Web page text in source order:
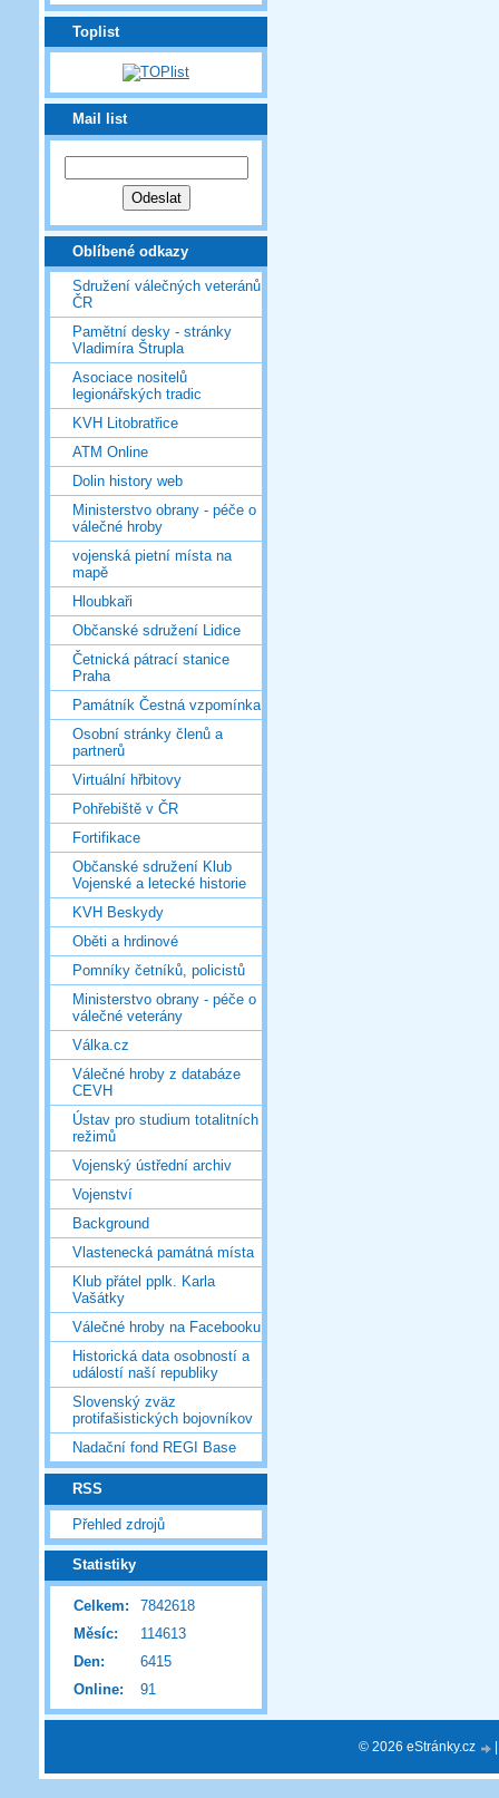
Toplist
Mail list
Oblíbené odkazy
Sdružení válečných veteránů
ČR
Pamětní desky - stránky
Vladimíra Štrupla
Asociace nositelů
legionářských tradic
KVH Litobratřice
ATM Online
Dolin history web
Ministerstvo obrany - péče o
válečné hroby
vojenská pietní místa na
mapě
Hloubkaři
Občanské sdružení Lidice
Četnická pátrací stanice
Praha
Památník Čestná vzpomínka
Osobní stránky členů a
partnerů
Virtuální hřbitovy
Pohřebiště v ČR
Fortifikace
Občanské sdružení Klub
Vojenské a letecké historie
KVH Beskydy
Oběti a hrdinové
Pomníky četníků, policistů
Ministerstvo obrany - péče o
válečné veterány
Válka.cz
Válečné hroby z databáze
CEVH
Ústav pro studium totalitních
režimů
Vojenský ústřední archiv
Vojenství
Background
Vlastenecká památná místa
Klub přátel pplk. Karla
Vašátky
Válečné hroby na Facebooku
Historická data osobností a
událostí naší republiky
Slovenský zväz
protifašistických bojovníkov
Nadační fond REGI Base
RSS
Přehled zdrojů
Statistiky
Online: 91
Celkem:
7842618
Měsíc:
114613
Den:
6415
© 2026 eStránky.cz